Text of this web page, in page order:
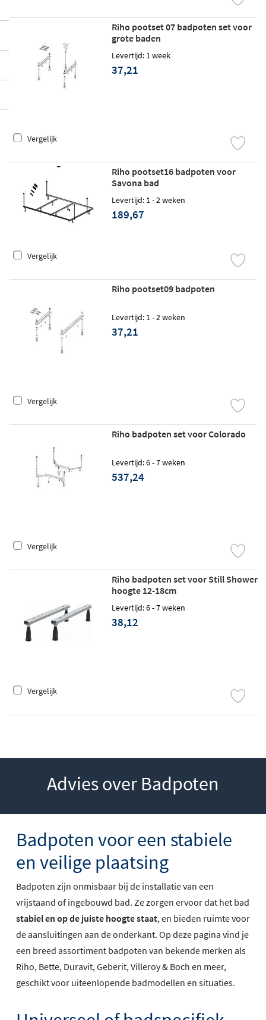
Riho pootset 07 badpoten set voor
grote baden
Levertijd: 1 week
37,21
Vergelijk
Riho pootset16 badpoten voor
Savona bad
Levertijd: 1 - 2 weken
189,67
Vergelijk
Riho pootset09 badpoten
Levertijd: 1 - 2 weken
37,21
Vergelijk
Riho badpoten set voor Colorado
Levertijd: 6 - 7 weken
537,24
Vergelijk
Riho badpoten set voor Still Shower
hoogte 12-18cm
Levertijd: 6 - 7 weken
38,12
Vergelijk
Advies over Badpoten
Badpoten voor een stabiele
en veilige plaatsing
Badpoten zijn onmisbaar bij de installatie van een
vrijstaand of ingebouwd bad. Ze zorgen ervoor dat het bad
stabiel en op de juiste hoogte staat, en bieden ruimte voor
de aansluitingen aan de onderkant. Op deze pagina vind je
een breed assortiment badpoten van bekende merken als
Riho, Bette, Duravit, Geberit, Villeroy & Boch en meer,
geschikt voor uiteenlopende badmodellen en situaties.